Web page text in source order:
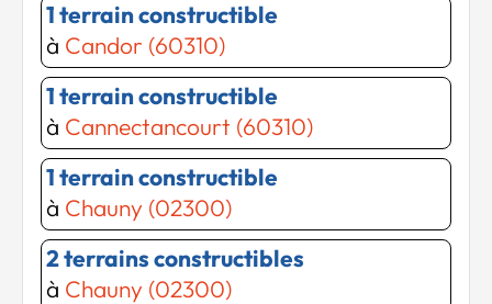
1 terrain constructible
à Candor (60310)
1 terrain constructible
à Cannectancourt (60310)
1 terrain constructible
à Chauny (02300)
2 terrains constructibles
à Chauny (02300)